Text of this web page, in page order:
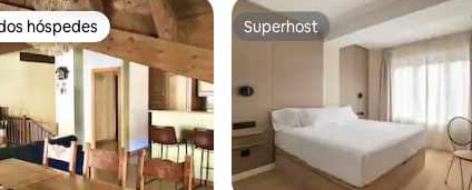
preferidos dos hóspedes
hóspedes Superhost
Superhost